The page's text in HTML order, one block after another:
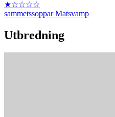
★☆☆☆☆
sammetssoppar Matsvamp
Utbredning